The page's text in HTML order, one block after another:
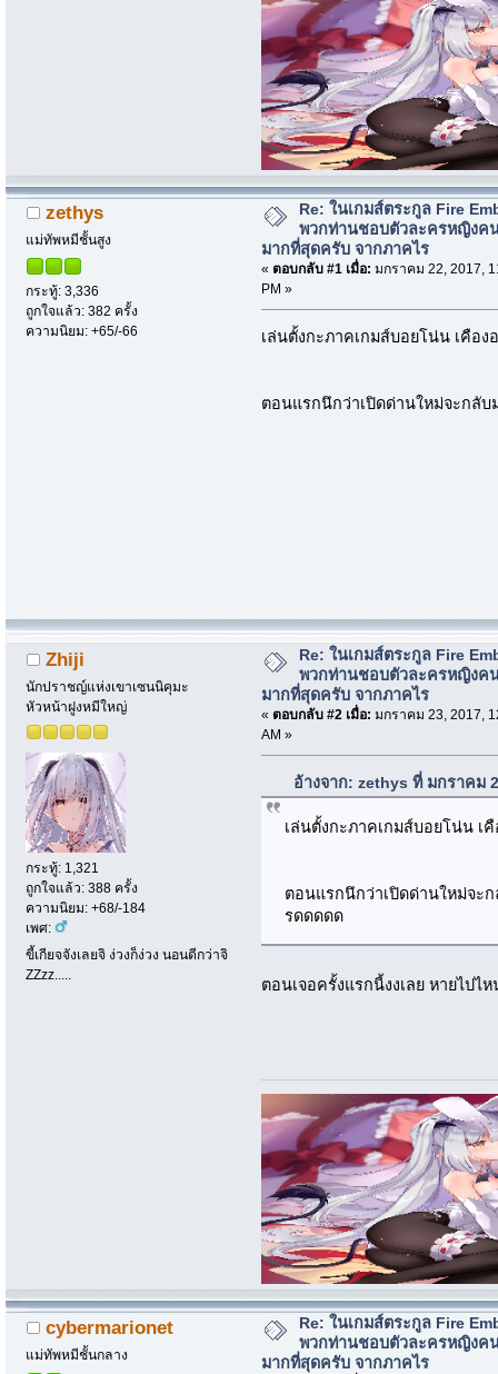
zethys
แม่ทัพหมีชั้นสูง
กระทู้: 3,336
ถูกใจแล้ว: 382 ครั้ง
ความนิยม: +65/-66
Re: ในเกมส์ตระกูล Fire
พวกท่านชอบตัวละครหญิงค
มากที่สุดครับ จากภาคไร
« ตอบกลับ #1 เมื่อ: มกราคม 22, 2017,
PM »
เล่นตั้งกะภาคเกมส์บอยโน่น เคือง
ตอนแรกนึกว่าเปิดด่านใหม่จะกลับ
Zhiji
นักปราชญ์แห่งเขาเซนนิคุมะ
หัวหน้าฝูงหมีใหญ่
กระทู้: 1,321
ถูกใจแล้ว: 388 ครั้ง
ความนิยม: +68/-184
เพศ:
ขี้เกียจจังเลยจิ ง่วงก็ง่วง นอนดีกว่าจิ
ZZzz.....
Re: ในเกมส์ตระกูล Fire
พวกท่านชอบตัวละครหญิงค
มากที่สุดครับ จากภาคไร
« ตอบกลับ #2 เมื่อ: มกราคม 23, 2017,
AM »
อ้างจาก: zethys ที่ มกราคม
เล่นตั้งกะภาคเกมส์บอยโน่น เ
ตอนแรกนึกว่าเปิดด่านใหม่จะก
รดดดดด
ตอนเจอครั้งแรกนี้งงเลย หายไปไ
cybermarionet
แม่ทัพหมีชั้นกลาง
Re: ในเกมส์ตระกูล Fire
พวกท่านชอบตัวละครหญิงค
มากที่สุดครับ จากภาคไร